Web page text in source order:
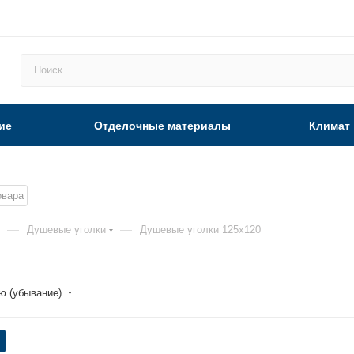
Отделочные материалы Климат
— Душевые уголки — Душевые уголки 125x120
(убывание)